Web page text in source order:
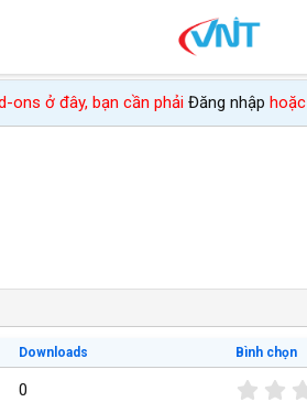
ons ở đây, bạn cần phải Đăng nhập hoặc
Downloads Bình chọn
0